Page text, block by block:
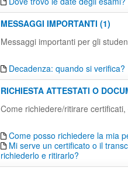
MESSAGGI IMPORTANTI (1)
Messaggi importanti per gli
Decadenza: quando si verifica?
RICHIESTA ATTESTATI O
Come richiedere/ritirare
Come posso richiedere la mia
Mi serve un certificato o il
richiederlo e ritirarlo?